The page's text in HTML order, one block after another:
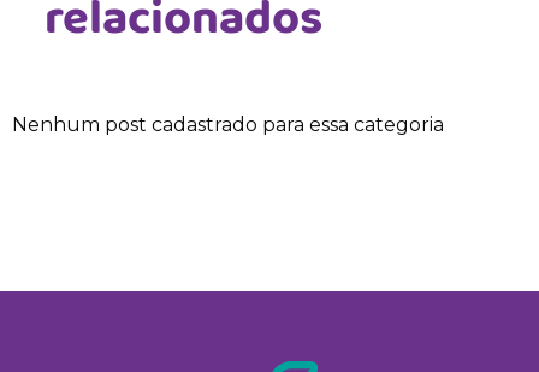
relacionados
Nenhum post cadastrado para essa categoria